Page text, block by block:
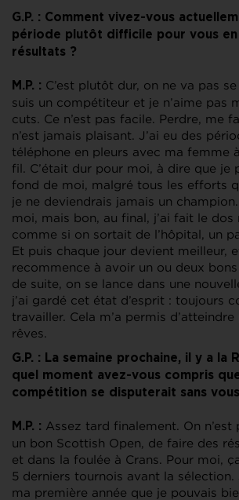
G.P. : Comment vivez-vous
période plutôt difficile pour vous
résultats ?
M.P. : C’est plutôt dur, on ne va pas
suis un compétiteur et je n’aime pas
cuts. Ce n’est pas facile. Perdre, me
n’est jamais plaisant. J’ai eu des
téléphone en pleurs avec ma femme
fil. C’était dur pour moi, à dire que je
fond de moi, malgré tous les efforts
je ne deviendrais jamais un
moi, mais bon, au final, j’ai fait le dos
comme si on sortait de l’hôpital, un
Et puis chaque jour devient meilleur,
recommence à avoir un ou deux
de suite, on se lance dans une
j’ai gardé cet état d’esprit : toujours
travailler. Cela m’a permis
rêves.
G.P. : La semaine prochaine, il y a la
quel moment avez-vous compris
compétition se disputerait sans
M.P. : Assez tard finalement. On n’est
un bon Scottish Open, de faire des
et dans la foulée à Crans. Pour moi,
5 derniers tournois avant la sélection.
ma première année que je pouvais